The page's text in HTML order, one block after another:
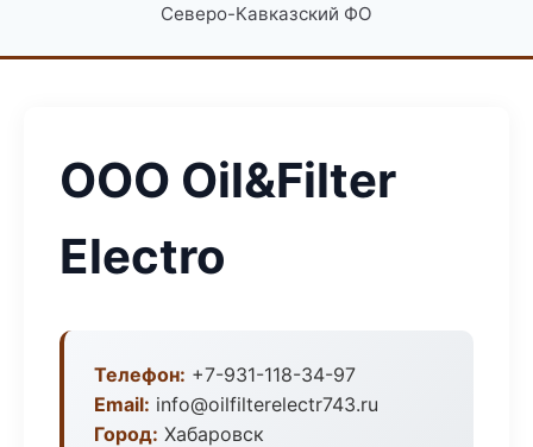
Северо-Кавказский ФО
ООО Oil&Filter
Electro
Телефон: +7-931-118-34-97
Email: info@oilfilterelectr743.ru
Город: Хабаровск